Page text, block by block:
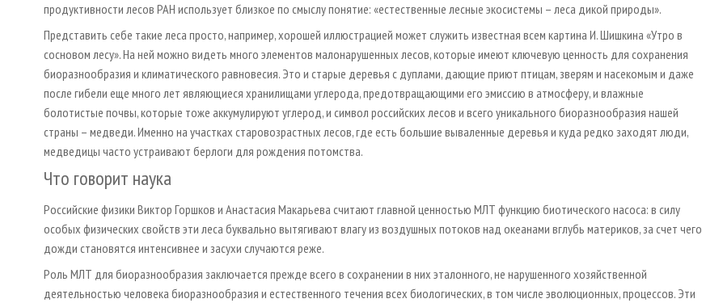
продуктивности лесов РАН использует близкое по смыслу понятие: «естественные лесные экосистемы – леса дикой природы».
Представить себе такие леса просто, например, хорошей иллюстрацией может служить известная всем картина И. Шишкина «Утро в
сосновом лесу». На ней можно видеть много элементов малонарушенных лесов, которые имеют ключевую ценность для сохранения
биоразнообразия и климатического равновесия. Это и старые деревья с дуплами, дающие приют птицам, зверям и насекомым и даже
после гибели еще много лет являющиеся хранилищами углерода, предотвращающими его эмиссию в атмосферу, и влажные
болотистые почвы, которые тоже аккумулируют углерод, и символ российских лесов и всего уникального биоразнообразия нашей
страны – медведи. Именно на участках старовозрастных лесов, где есть большие вываленные деревья и куда редко заходят люди,
медведицы часто устраивают берлоги для рождения потомства.
Что говорит наука
Российские физики Виктор Горшков и Анастасия Макарьева считают главной ценностью МЛТ функцию биотического насоса: в силу
особых физических свойств эти леса буквально вытягивают влагу из воздушных потоков над океанами вглубь материков, за счет чего
дожди становятся интенсивнее и засухи случаются реже.
Роль МЛТ для биоразнообразия заключается прежде всего в сохранении в них эталонного, не нарушенного хозяйственной
деятельностью человека биоразнообразия и естественного течения всех биологических, в том числе эволюционных, процессов. Эти